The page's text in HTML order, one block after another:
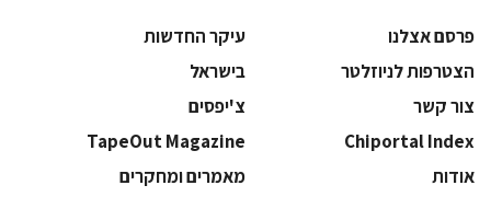
פרסם אצלנו
עיקר החדשות
הצטרפות לניוזלטר
בישראל
צור קשר
צ'יפסים
Chiportal Index
TapeOut Magazine
אודות
מאמרים ומחקרים